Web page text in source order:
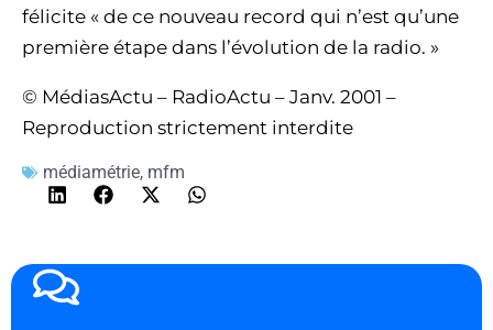
félicite « de ce nouveau record qui n’est qu’une
première étape dans l’évolution de la radio. »
© MédiasActu – RadioActu – Janv. 2001 –
Reproduction strictement interdite
médiamétrie, mfm